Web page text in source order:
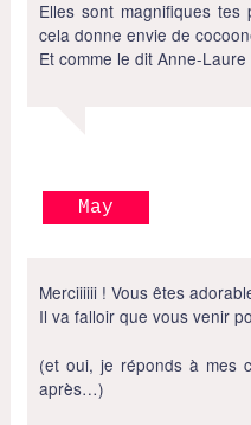
Elles sont magnifiques tes
cela donne envie de
Et comme le dit Anne-
May
Merciiiiii ! Vous êtes
Il va falloir que vous venir
(et oui, je réponds à mes
après…)